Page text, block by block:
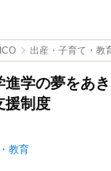
出産・子育て・教
学の夢をあき
援制度
教育